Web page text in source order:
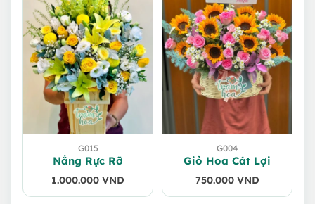
G015
Nắng Rực Rỡ
1.000.000 VND
G004
Giỏ Hoa Cát Lợi
750.000 VND